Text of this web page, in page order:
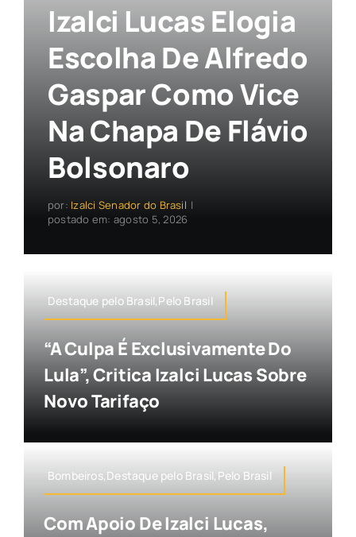
Izalci Lucas Elogia
Escolha De Alfredo
Gaspar Como Vice
Na Chapa De Flávio
Bolsonaro
por: Izalci Senador do Brasil |
postado em: agosto 5, 2026
Destaque pelo Brasil,Pelo Brasil
“A Culpa É Exclusivamente Do
Lula”, Critica Izalci Lucas Sobre
Novo Tarifaço
Bombeiros,Destaque pelo Brasil,Pelo Brasil
Com Apoio De Izalci Lucas,